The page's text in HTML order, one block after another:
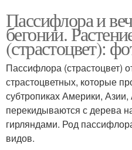
Пассифлора и
бегонии.
(страстоцвет):
Пассифлора (страстоцвет)
страстоцветных, которые
субтропиках Америки, Азии,
перекидываются с дерева
гирляндами. Род
видов.